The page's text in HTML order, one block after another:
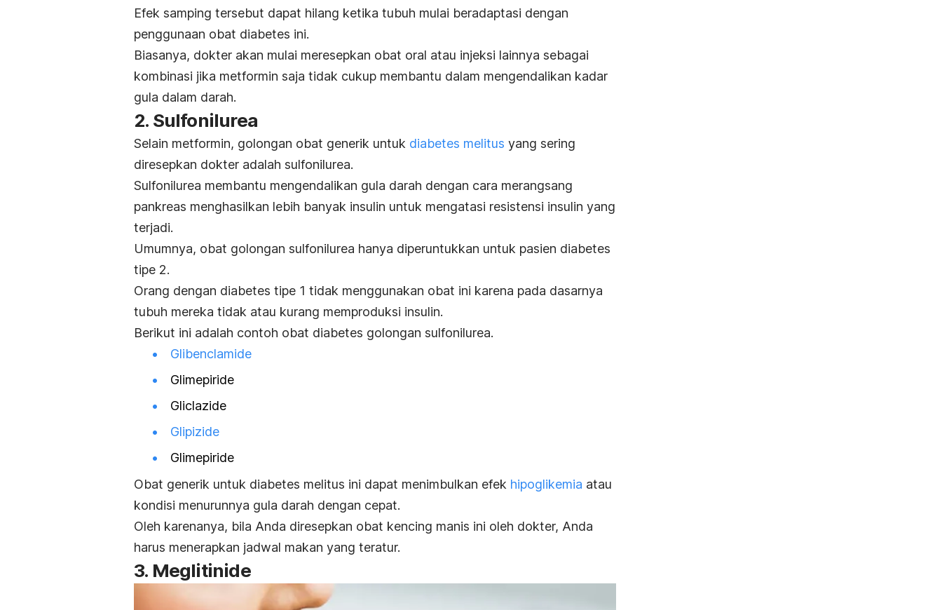
Efek samping tersebut dapat hilang ketika tubuh mulai beradaptasi dengan
penggunaan obat diabetes ini.
Biasanya, dokter akan mulai meresepkan obat oral atau injeksi lainnya sebagai
kombinasi jika metformin saja tidak cukup membantu dalam mengendalikan kadar
gula dalam darah.
2. Sulfonilurea
Selain metformin, golongan obat generik untuk diabetes melitus yang sering
diresepkan dokter adalah sulfonilurea.
Sulfonilurea membantu mengendalikan gula darah dengan cara merangsang
pankreas menghasilkan lebih banyak insulin untuk mengatasi resistensi insulin yang
terjadi.
Umumnya, obat golongan sulfonilurea hanya diperuntukkan untuk pasien diabetes
tipe 2.
Orang dengan diabetes tipe 1 tidak menggunakan obat ini karena pada dasarnya
tubuh mereka tidak atau kurang memproduksi insulin.
Berikut ini adalah contoh obat diabetes golongan sulfonilurea.
Glibenclamide
Glimepiride
Gliclazide
Glipizide
Glimepiride
Obat generik untuk diabetes melitus ini dapat menimbulkan efek hipoglikemia atau
kondisi menurunnya gula darah dengan cepat.
Oleh karenanya, bila Anda diresepkan obat kencing manis ini oleh dokter, Anda
harus menerapkan jadwal makan yang teratur.
3. Meglitinide